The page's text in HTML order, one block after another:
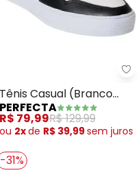
- Tênis (Branco) em
Tênis Casual (Branco
com Preto) em Sintético
PERFECTA
R$ 79,99R$ 129,99
ou 2xde R$ 39,99sem juros
-31%